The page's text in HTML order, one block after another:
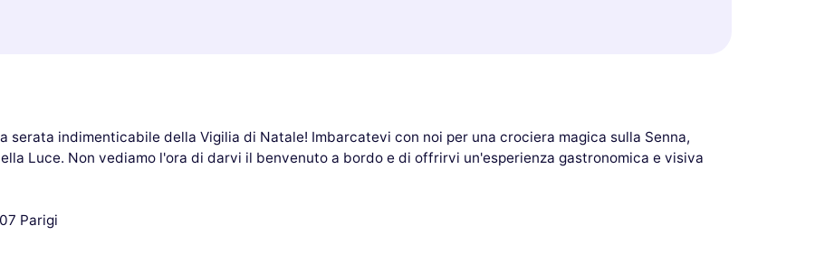
serata indimenticabile della Vigilia di Natale! Imbarcatevi con noi per una crociera magica sulla Senna,
Luce. Non vediamo l'ora di darvi il benvenuto a bordo e di offrirvi un'esperienza gastronomica e visiva
Parigi